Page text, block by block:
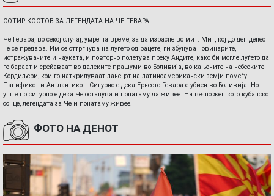
СОТИР КОСТОВ ЗА ЛЕГЕНДАТА НА ЧЕ ГЕВАРА
Че Гевара, во секој случај, умре на време, за да израсне во мит. Мит, кој до ден денес
не се предава. Им се оттргнува на луѓето од рацете, ги збунува новинарите,
истражувачите и науката, и повторно полетува преку Андите, како би могле луѓето да
го бараат и среќаваат во далеките прашуми во Боливија, во кањоните на небеските
Кордиљери, кои го наткрилуваат ланецот на латиноамерикански земји помеѓу
Пацификот и Антлантикот. Сигурно е дека Ернесто Гевара е убиен во Боливија. Но
уште по сигурно е дека Че останува и понатаму да живее. На вечно жешкото кубанско
сонце, легендата за Че и понатаму живее.
ФОТО НА ДЕНОТ